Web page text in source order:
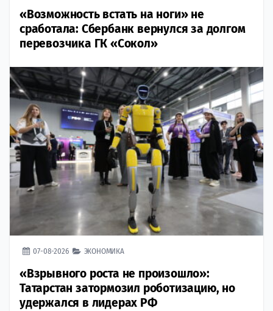
«Возможность встать на ноги» не
сработала: Сбербанк вернулся за долгом
перевозчика ГК «Сокол»
07-08-2026 ЭКОНОМИКА
«Взрывного роста не произошло»:
Татарстан затормозил роботизацию, но
удержался в лидерах РФ